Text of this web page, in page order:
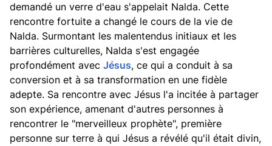
demandé un verre d'eau s'appelait Nalda. Cette
rencontre fortuite a changé le cours de la vie de
Nalda. Surmontant les malentendus initiaux et les
barrières culturelles, Nalda s'est engagée
profondément avec Jésus, ce qui a conduit à sa
conversion et à sa transformation en une fidèle
adepte. Sa rencontre avec Jésus l'a incitée à partager
son expérience, amenant d'autres personnes à
rencontrer le "merveilleux prophète", première
personne sur terre à qui Jésus a révélé qu'il était divin,